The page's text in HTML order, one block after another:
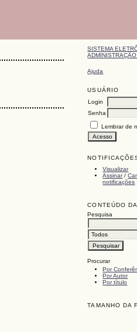
SISTEMA
Ajuda
USUÁRIO
Login
Senha
Lembrar de
Visualizar
Assinar/
notificações
CONTEÚDO
Pesquisa
Procurar
Por
Por Autor
Por título
TAMANHO DA